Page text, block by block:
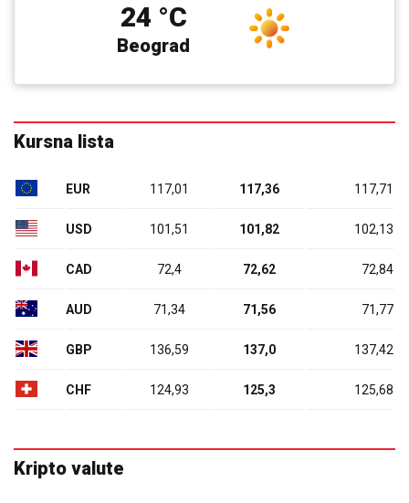
Beograd
24 °C
Kursna lista
EUR 117,01 117,36 117,71
USD 101,51 101,82 102,13
CAD 72,4 72,62 72,84
AUD 71,34 71,56 71,77
GBP 136,59 137,0 137,42
CHF 124,93 125,3 125,68
Kripto valute